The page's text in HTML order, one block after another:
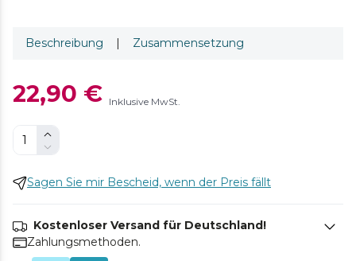
Beschreibung | Zusammensetzung
22,90 € Inklusive MwSt.
Sagen Sie mir Bescheid, wenn der Preis fällt
Kostenloser Versand für Deutschland!
Zahlungsmethoden.